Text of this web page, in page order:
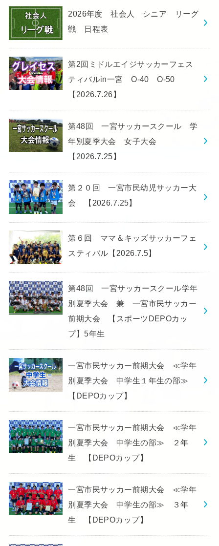
2026年度 社会人 シニア リーグ
戦 日程表
第2回ミドルエイジサッカーフェス
ティバルin一宮 O-40 O-50
【2026.7.26】
第48回 一宮サッカースクール 学
年別夏季大会 女子大会
【2026.7.25】
第２０回 一宮市民幼児サッカー大
会 【2026.7.25】
第６回 ママ＆キッズサッカーフェ
スティバル【2026.7.5】
第48回 一宮サッカースクール学年
別夏季大会 兼 一宮市民サッカー
前期大会 【スポーツDEPOカッ
プ】5年生
一宮市民サッカー前期大会 ≪学年
別夏季大会 中学生１年生の部≫
【DEPOカップ】
一宮市民サッカー前期大会 ≪学年
別夏季大会 中学生の部≫ ２年
生 【DEPOカップ】
一宮市民サッカー前期大会 ≪学年
別夏季大会 中学生の部≫ ３年
生 【DEPOカップ】